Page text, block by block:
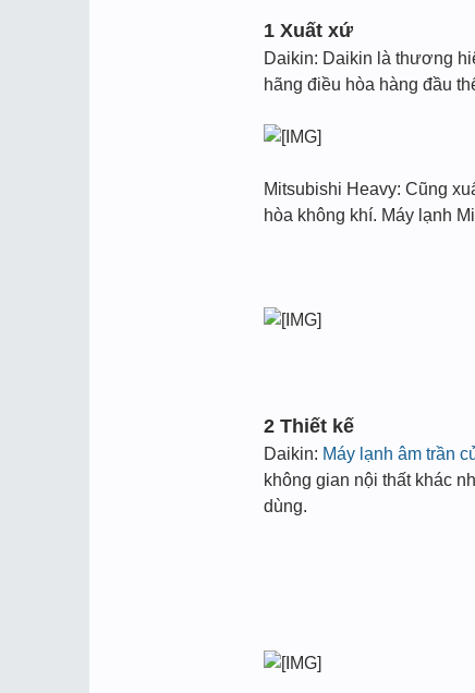
1 Xuất xứ
Daikin: Daikin là thương
hãng điều hòa hàng đầu
Mitsubishi Heavy: Cũng
hòa không khí. Máy lạnh
2 Thiết kế
Daikin: Máy lạnh âm trần
không gian nội thất khác
dùng.